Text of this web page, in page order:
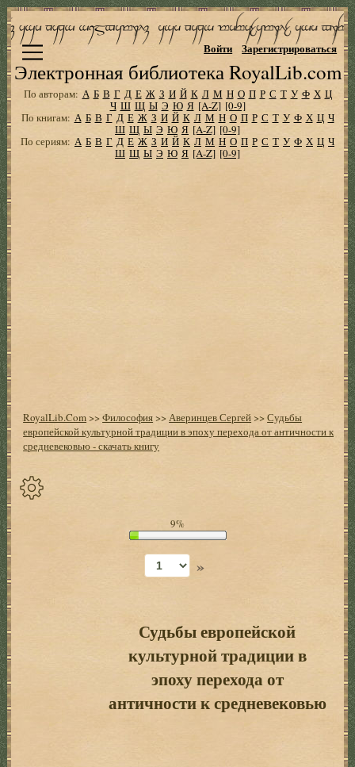
Электронная библиотека RoyalLib.com
Войти Зарегистрироваться
По авторам: А Б В Г Д Е Ж З И Й К Л М Н О П Р С Т У Ф Х Ц
Ч Ш Щ Ы Э Ю Я [A-Z] [0-9]
По книгам: А Б В Г Д Е Ж З И Й К Л М Н О П Р С Т У Ф Х Ц Ч
Ш Щ Ы Э Ю Я [A-Z] [0-9]
По сериям: А Б В Г Д Е Ж З И Й К Л М Н О П Р С Т У Ф Х Ц Ч
Ш Щ Ы Э Ю Я [A-Z] [0-9]
RoyalLib.Com>>Философия>>Аверинцев Сергей>>Судьбы
европейской культурной традиции в эпоху перехода от античности к
средневековью - скачать книгу
9%
»
Судьбы европейской
культурной традиции в
эпоху перехода от
античности к средневековью